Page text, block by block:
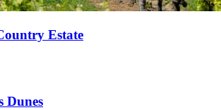
Estate
Dunes